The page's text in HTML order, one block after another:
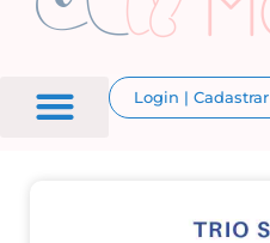
Login | Cadastrar